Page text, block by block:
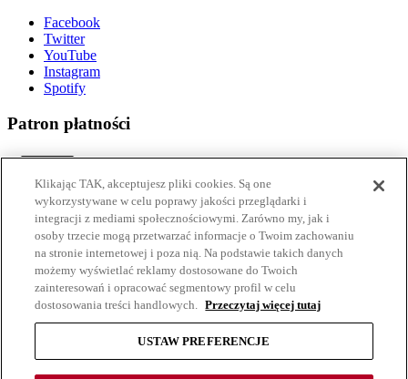
Facebook
Twitter
YouTube
Instagram
Spotify
Patron płatności
Partner technologiczny
W ramach naszej witryny stosujemy pliki cookies w celu zbierania
informacji, które pomagają nam usprawnić obsługę witryny,
dostosować nasze reklamy do Twoich preferencji oraz ulepszyć
nasze produkty i usługi.
Klikając TAK, akceptujesz pliki cookies. Są one
wykorzystywane w celu poprawy jakości przeglądarki i
integracji z mediami społecznościowymi. Zarówno my, jak i
osoby trzecie mogą przetwarzać informacje o Twoim zachowaniu
na stronie internetowej i poza nią. Na podstawie takich danych
możemy wyświetlać reklamy dostosowane do Twoich
zainteresowań i opracować segmentowy profil w celu
dostosowania treści handlowych. Przeczytaj więcej tutaj
USTAW PREFERENCJE